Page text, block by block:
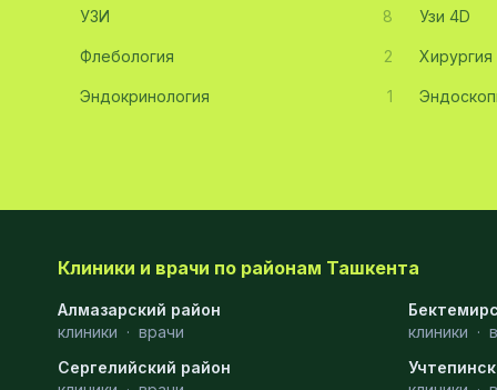
Ортопедия
Массаж
Репродуктология
Аллергология
Психология
УЗИ 8 Узи 4D
Флебология 2 Хирургия
Эндокринология 1
Клиники и врачи по районам Ташкента
Алмазарский район
клиники · врачи
клиники ·
Сергелийский район